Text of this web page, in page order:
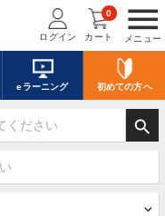
menu
メニュー
ログイン カート
0
eラーニング 初めての方へ
search